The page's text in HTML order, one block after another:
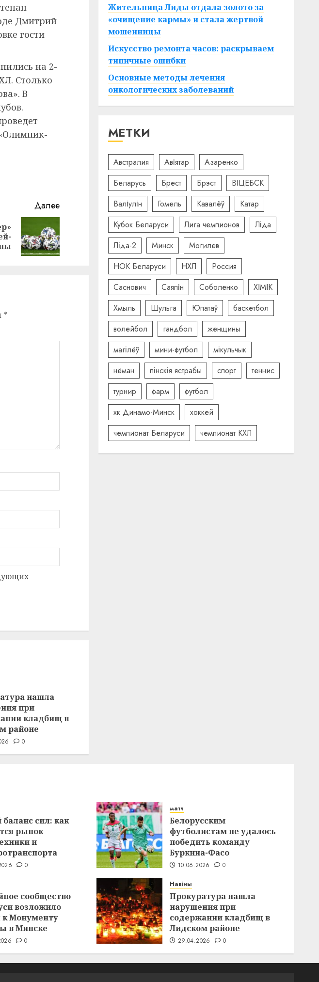
Дмитрий
гости
на 2-
Столько
В
Далее
*
нашла
при
кладбищ в
районе
0
Жительница Лиды отдала золото за
«очищение кармы» и стала жертвой
мошенницы
Искусство ремонта часов: раскрываем
типичные ошибки
Основные методы лечения
онкологических заболеваний
МЕТКИ
Австралия Авіятар
Азаренко
Беларусь
Брест Брэст
ВІЦЕБСК
Валіулін
Гомель Кавалёў
Катар
Кубок Беларуси
Лига чемпионов
Ліда
Ліда-2
Минск
Могилев
НОК Беларуси
НХЛ
Россия
Саснович
Саяпін Соболенко
ХІМІК
Хмыль
Шульга Юпатаў
баскетбол
волейбол
гандбол
женщины
магілёў
мини-футбол
мікульчык
нёман
пінскія ястрабы спорт
теннис
турнир
фарм
футбол
хк Динамо-Минск
хоккей
чемпионат Беларуси
чемпионат КХЛ
сил: как
рынок
и
0
матч
Белорусским
футболистам не удалось
победить команду
Буркина-Фасо
10.06.2026 0
сообщество
возложило
Монументу
в Минске
0
Навіны
Прокуратура нашла
нарушения при
содержании кладбищ в
Лидском районе
29.04.2026 0